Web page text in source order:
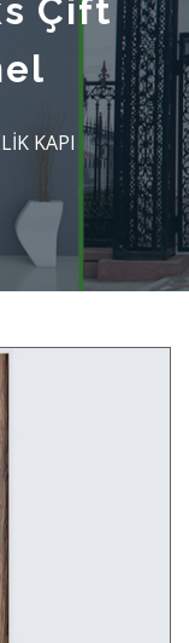
Çift
KAPI